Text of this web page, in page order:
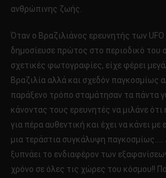
ανθρώπινης ζωής.
Όταν ο Βραζιλιάνος ερευνητής των UFO
δημοσίευσε πρώτος στο περιοδικό του
σχετικές φωτογραφίες, είχε φέρει
Βραζιλία αλλά και σχεδόν παγκοσμίως
παράξενο τρόπο σταμάτησαν τα πάντα
κάνοντας τους ερευνητές να μιλάνε ότι
για πέρα αυθεντική και έχει να κάνει
μια τεράστια συγκάλυψη
ξυπνάει το ενδιαφέρον των
χρόνο σε όλες τις χώρες του κόσμου!!